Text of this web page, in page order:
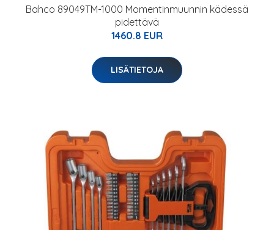
Bahco 89049TM-1000 Momentinmuunnin kädessä
pidettävä
1460.8 EUR
LISÄTIETOJA